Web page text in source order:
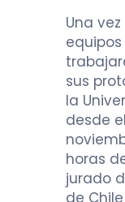
Una
sus
la
desde
horas
jurado
de